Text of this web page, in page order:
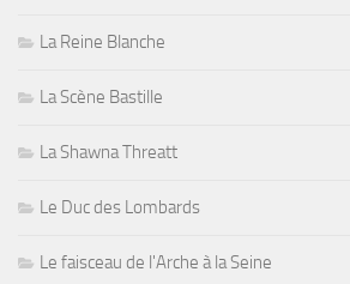
La Reine Blanche
La Scène Bastille
La Shawna Threatt
Le Duc des Lombards
Le faisceau de l'Arche à la Seine